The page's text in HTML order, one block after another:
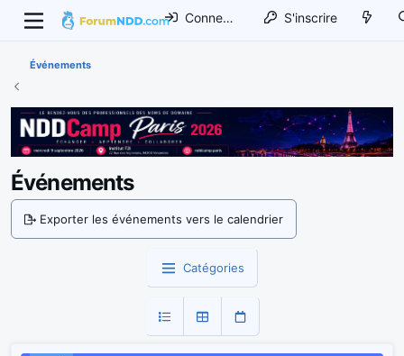
Connexion S'inscrire
Événements
Événements
Exporter les événements vers le calendrier
Catégories